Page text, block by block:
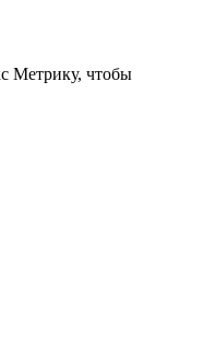
Метрику, чтобы